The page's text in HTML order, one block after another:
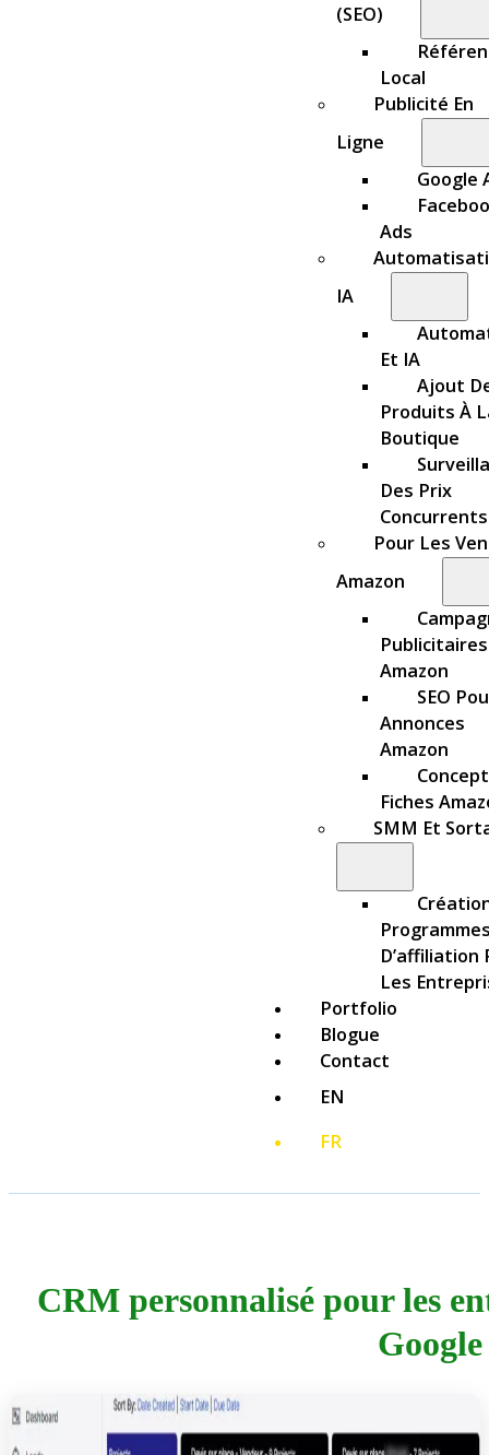
(SEO)
Local
Publicité En
Ligne
Google
Ads
IA
Et IA
Ajout
Produits À
Boutique
Des Prix
Concurrents
Pour Les
Amazon
Publicitaires
Amazon
SEO
Annonces
Amazon
Fiches
SMM Et
D’affiliation
Les
Portfolio
Blogue
Contact
EN
FR
CRM personnalisé pour les